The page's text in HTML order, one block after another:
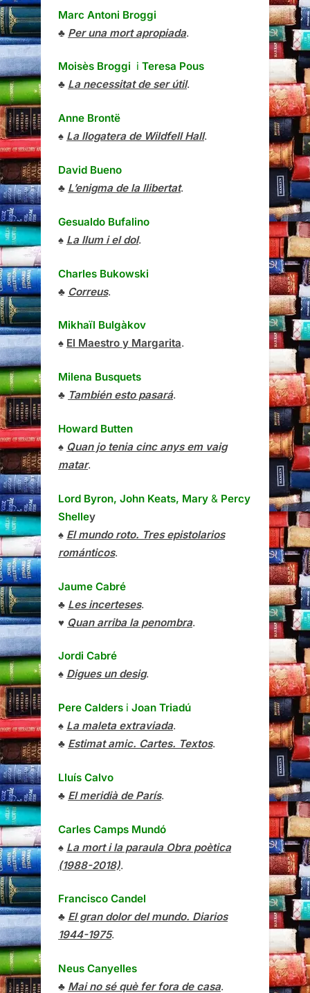
Marc Antoni Broggi
♣ Per una mort apropiada.
Moisès Broggi i Teresa Pous
♣ La necessitat de ser útil.
Anne Brontë
♠ La llogatera de Wildfell Hall.
David Bueno
♣ L’enigma de la llibertat.
Gesualdo Bufalino
♠ La llum i el dol.
Charles Bukowski
♣ Correus.
Mikhaïl Bulgàkov
♠ El Maestro y Margarita.
Milena Busquets
♣ También esto pasará.
Howard Butten
♠ Quan jo tenia cinc anys em vaig
matar.
Lord Byron, John Keats, Mary & Percy
Shelley
♠ El mundo roto. Tres epistolarios
románticos.
Jaume Cabré
♣ Les incerteses.
♥ Quan arriba la penombra.
Jordi Cabré
♠ Digues un desig.
Pere Calders i Joan Triadú
♠ La maleta extraviada.
♣ Estimat amic. Cartes. Textos.
Lluís Calvo
♣ El meridià de París.
Carles Camps Mundó
♠ La mort i la paraula Obra poètica
(1988-2018).
Francisco Candel
♣ El gran dolor del mundo. Diarios
1944-1975.
Neus Canyelles
♣ Mai no sé què fer fora de casa.